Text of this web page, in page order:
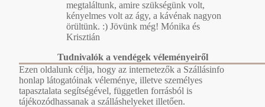
megtaláltunk, amire szükségünk volt,
kényelmes volt az ágy, a kávénak nagyon
örültünk. :) Jövünk még! Mónika és
Krisztián
Tudnivalók a vendégek véleményeiről
Ezen oldalunk célja, hogy az internetezők a Szállásinfo
honlap látogatóinak véleménye, illetve személyes
tapasztalata segítségével, független forrásból is
tájékozódhassanak a szálláshelyeket illetően.